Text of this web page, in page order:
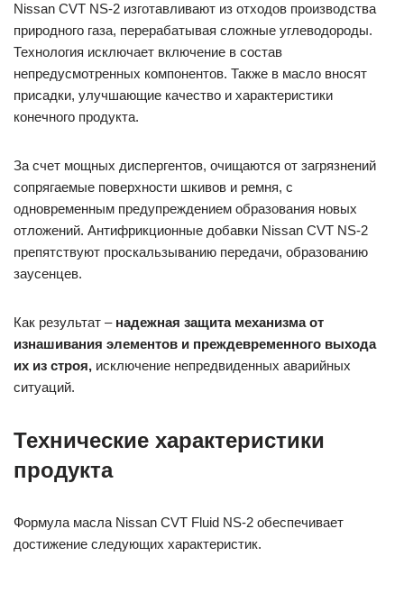
Nissan CVT NS-2 изготавливают из отходов производства
природного газа, перерабатывая сложные углеводороды.
Технология исключает включение в состав
непредусмотренных компонентов. Также в масло вносят
присадки, улучшающие качество и характеристики
конечного продукта.
За счет мощных диспергентов, очищаются от загрязнений
сопрягаемые поверхности шкивов и ремня, с
одновременным предупреждением образования новых
отложений. Антифрикционные добавки Nissan CVT NS-2
препятствуют проскальзыванию передачи, образованию
заусенцев.
Как результат – надежная защита механизма от
изнашивания элементов и преждевременного выхода
их из строя, исключение непредвиденных аварийных
ситуаций.
Технические характеристики
продукта
Формула масла Nissan CVT Fluid NS-2 обеспечивает
достижение следующих характеристик.